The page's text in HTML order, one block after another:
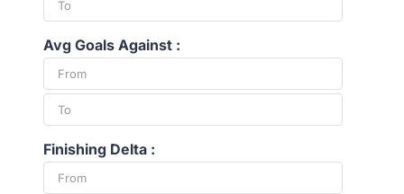
Avg Goals Against :
Finishing Delta :